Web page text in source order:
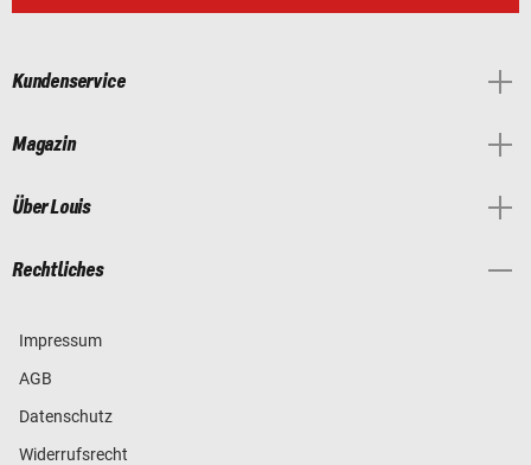
Kundenservice
Magazin
Über Louis
Rechtliches
Impressum
AGB
Datenschutz
Widerrufsrecht